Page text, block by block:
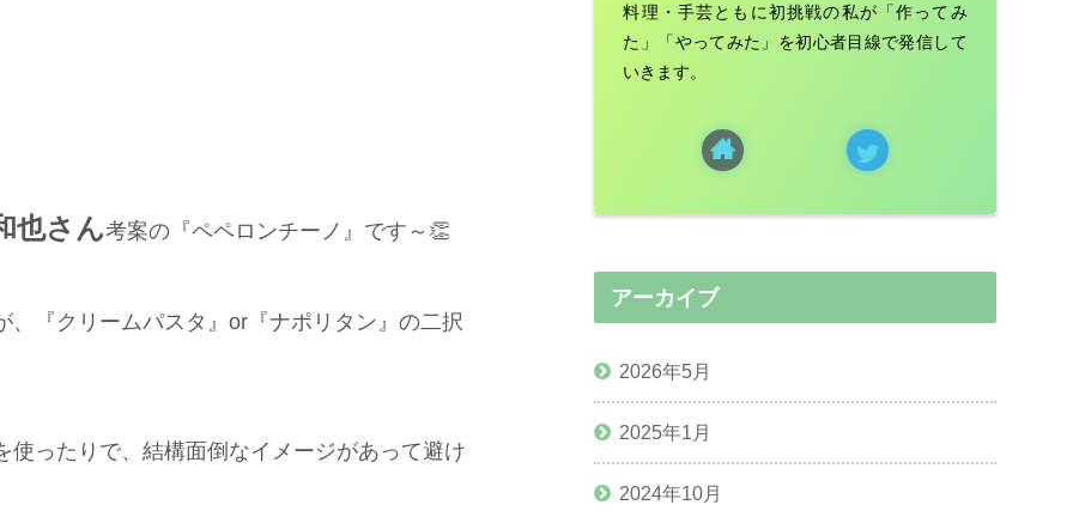
也さん考案の『ペペロンチーノ』です～👏
『クリームパスタ』or『ナポリタン』の二択
ったりで、結構面倒なイメージがあって避け
料理・手芸ともに初挑戦の私が「作ってみ
た」「やってみた」を初心者目線で発信して
いきます。
アーカイブ
2026年5月
2025年1月
2024年10月